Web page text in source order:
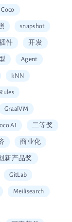
Coco
snapshot
件 开发
Agent
kNN
Rules
GraalVM
AI 二等奖
商业化
新产品奖
GitLab
Meilisearch